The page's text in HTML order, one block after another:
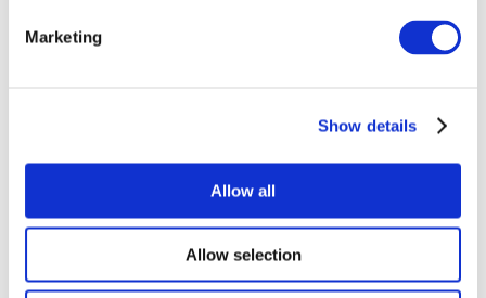
Marketing
Show details
Allow all
Allow selection
Concertos
Música clássica
Musica rock
Jazz e Blues
música israelense
Folclore